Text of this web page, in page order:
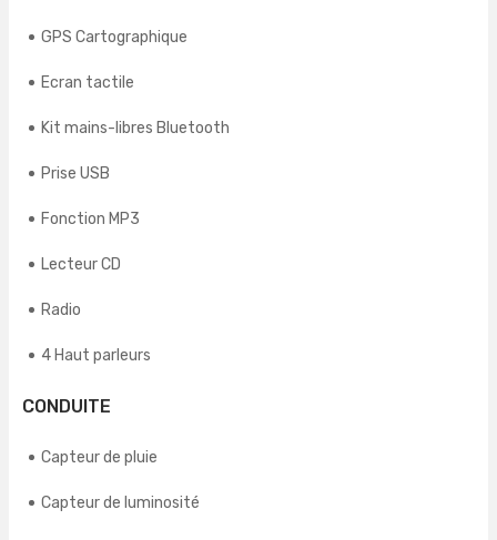
GPS Cartographique
Ecran tactile
Kit mains-libres Bluetooth
Prise USB
Fonction MP3
Lecteur CD
Radio
4 Haut parleurs
CONDUITE
Capteur de pluie
Capteur de luminosité